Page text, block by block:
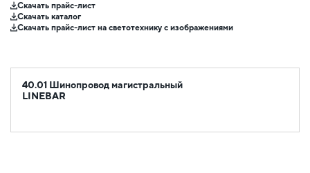
Скачать прайс-лист
Скачать каталог
Скачать прайс-лист на светотехнику с изображениями
40.01 Шинопровод магистральный
LINEBAR